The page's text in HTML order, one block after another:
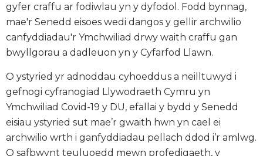
gyfer craffu ar fodiwlau yn y dyfodol. Fodd bynnag,
mae'r Senedd eisoes wedi dangos y gellir archwilio
canfyddiadau'r Ymchwiliad drwy waith craffu gan
bwyllgorau a dadleuon yn y Cyfarfod Llawn.
O ystyried yr adnoddau cyhoeddus a neilltuwyd i
gefnogi cyfranogiad Llywodraeth Cymru yn
Ymchwiliad Covid-19 y DU, efallai y bydd y Senedd
eisiau ystyried sut mae’r gwaith hwn yn cael ei
archwilio wrth i ganfyddiadau pellach ddod i’r amlwg.
O safbwynt teuluoedd mewn profedigaeth, y